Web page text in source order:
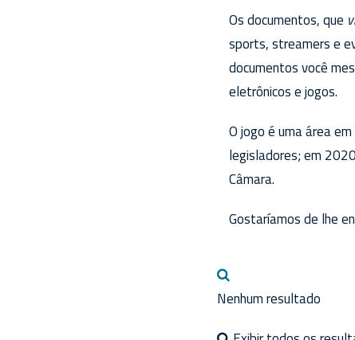
Os documentos, que
sports, streamers e
documentos você
eletrônicos e jogos.
O jogo é uma área
legisladores; em
Câmara.
Gostaríamos de lhe
Nenhum resultado